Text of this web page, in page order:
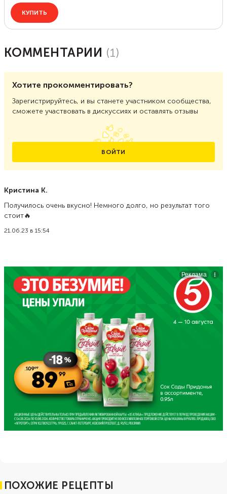
КОММЕНТАРИИ (1)
Хотите прокомментировать?
Зарегистрируйтесь, и вы станете участником сообщества,
сможете участвовать в дискуссиях и оставлять отзывы
ВОЙТИ
Кристина К.
Получилось очень вкусно! Немного долго, но результат того
стоит🔥
21.06.23 в 15:54
ПОХОЖИЕ РЕЦЕПТЫ